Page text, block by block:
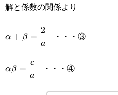
解と係数の関係より
\alpha+\beta=\cfrac{2}
α + β =
a
2
・・・③
\alpha\beta=\cfrac{c}
αβ =
a
c・・・④